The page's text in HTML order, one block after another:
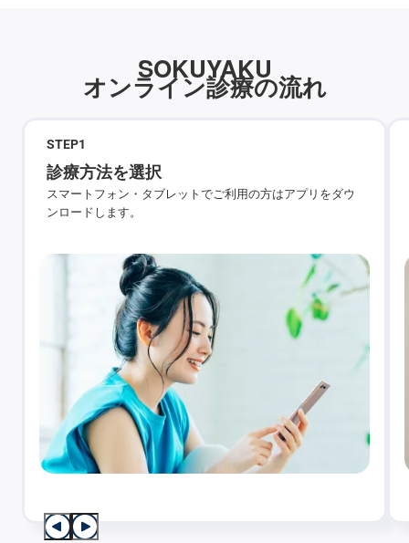
SOKUYAKU
オンライン診療の流れ
STEP1
診療方法を選択
スマートフォン・タブレットでご利用の方はアプリをダウ
ンロードします。